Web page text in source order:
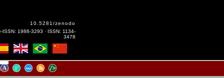
10.5281/zenodo
ISSN: 1988-3293 · ISSN: 1134-
3478